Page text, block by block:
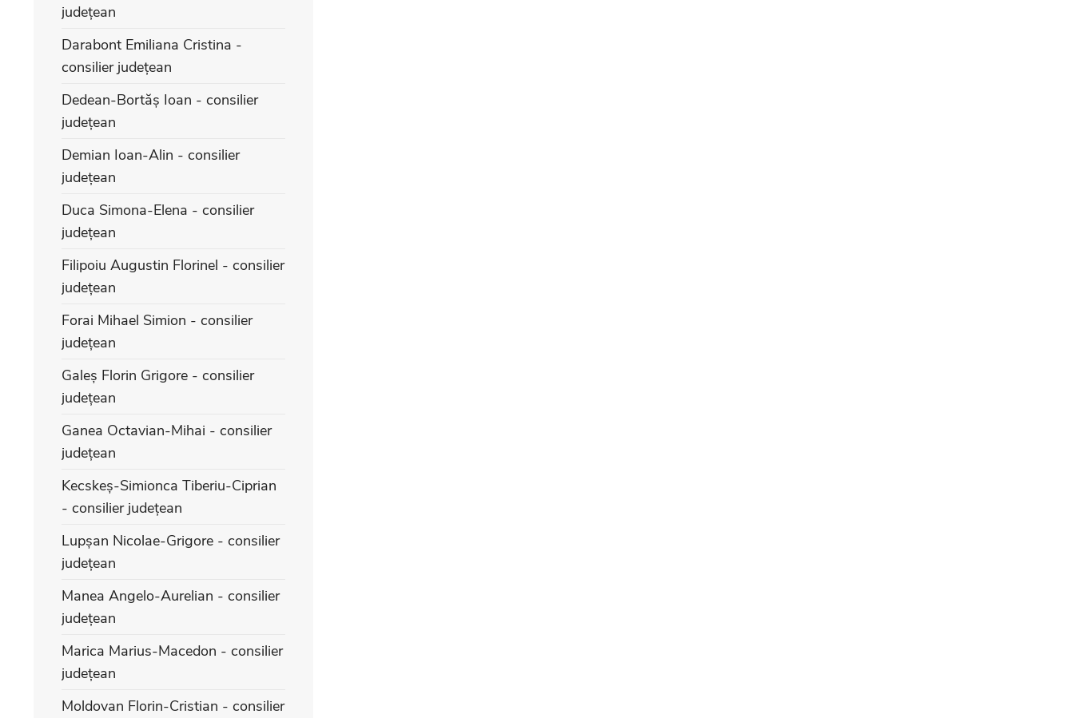
județean
Darabont Emiliana Cristina -
consilier județean
Dedean-Bortăș Ioan - consilier
județean
Demian Ioan-Alin - consilier
județean
Duca Simona-Elena - consilier
județean
Filipoiu Augustin Florinel - consilier
județean
Forai Mihael Simion - consilier
județean
Galeș Florin Grigore - consilier
județean
Ganea Octavian-Mihai - consilier
județean
Kecskeș-Simionca Tiberiu-Ciprian
- consilier județean
Lupșan Nicolae-Grigore - consilier
județean
Manea Angelo-Aurelian - consilier
județean
Marica Marius-Macedon - consilier
județean
Moldovan Florin-Cristian - consilier